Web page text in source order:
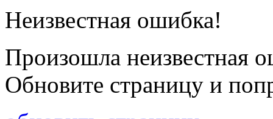
Неизвестная ошибка!
Произошла неизвестная
Обновите страницу и